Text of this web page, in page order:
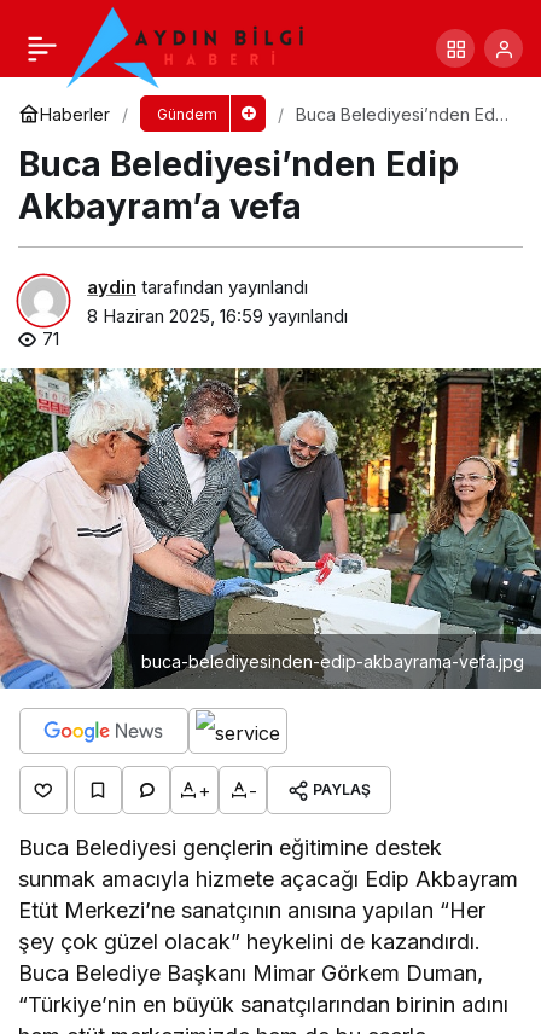
Haberler Gündem
Buca Belediyesi’nden Edip
Buca Belediyesi’nden Edip
Akbayram’a vefa
aydin tarafından yayınlandı
8 Haziran 2025, 16:59 yayınlandı
71
buca-belediyesinden-edip-akbayrama-vefa.jpg
+ - PAYLAŞ
Buca Belediyesi gençlerin eğitimine destek
sunmak amacıyla hizmete açacağı Edip Akbayram
Etüt Merkezi’ne sanatçının anısına yapılan “Her
şey çok güzel olacak” heykelini de kazandırdı.
Buca Belediye Başkanı Mimar Görkem Duman,
“Türkiye’nin en büyük sanatçılarından birinin adını
Gölyazı’nın geleceği çalıştayda konuşulacak
Paylaş